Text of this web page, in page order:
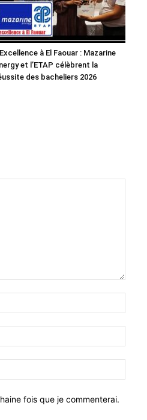
à El Faouar : Mazarine
et l’ETAP célèbrent la
des bacheliers 2026
fois que je commenterai.